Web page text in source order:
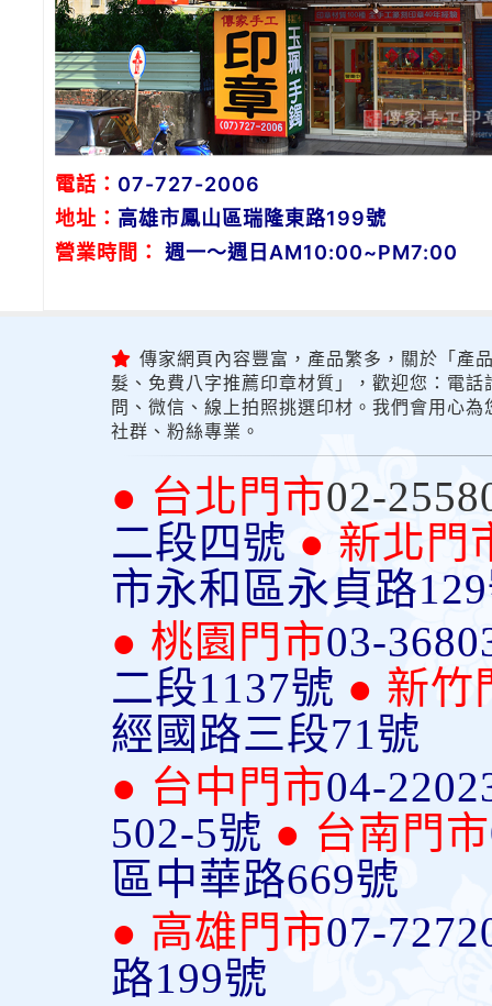
電話： 07-727-2006
地址： 高雄市鳳山區瑞隆東路199號
營業時間：
週一～週日AM10:00~PM7:00
傳家網頁內容豐富，產品繁多，關於「產
髮、免費八字推薦印章材質」，歡迎您：電
問、微信、線上拍照挑選印材。我們會用心
社群、粉絲專業。
● 台北門市02-
二段四號 ● 新北門
市永和區永貞路
● 桃園門市03-
二段1137號 ● 新竹
經國路三段71號
● 台中門市04-
502-5號 ● 台南門市
區中華路669號
● 高雄門市07-
路199號